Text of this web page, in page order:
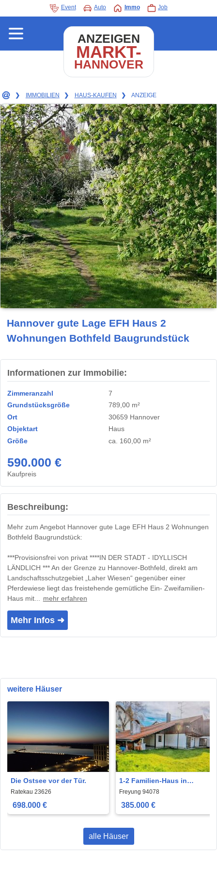
Event Auto Immo Job
ANZEIGEN
MARKT-
HANNOVER
❯ IMMOBILIEN ❯ HAUS-KAUFEN ❯ ANZEIGE
Hannover gute Lage EFH Haus 2
Wohnungen Bothfeld Baugrundstück
Informationen zur Immobilie:
Zimmeranzahl
7
Grundstücksgröße
789,00 m²
Ort
30659 Hannover
Objektart
Haus
Größe
ca. 160,00 m²
590.000 €
Kaufpreis
Beschreibung:
Mehr zum Angebot Hannover gute Lage EFH Haus 2 Wohnungen
Bothfeld Baugrundstück:
***Provisionsfrei von privat ****IN DER STADT - IDYLLISCH
LÄNDLICH *** An der Grenze zu Hannover-Bothfeld, direkt am
Landschaftsschutzgebiet „Laher Wiesen“ gegenüber einer
Pferdewiese liegt das freistehende gemütliche Ein- Zweifamilien-
Haus mit...
mehr erfahren
Mehr Infos ➜
weitere Häuser
Die Ostsee vor der Tür.
Ratekau 23626
698.000 €
1-2 Familien-Haus in
ruhiger Lage Freyung mit
viel Potenzial!!
Freyung 94078
385.000 €
alle Häuser